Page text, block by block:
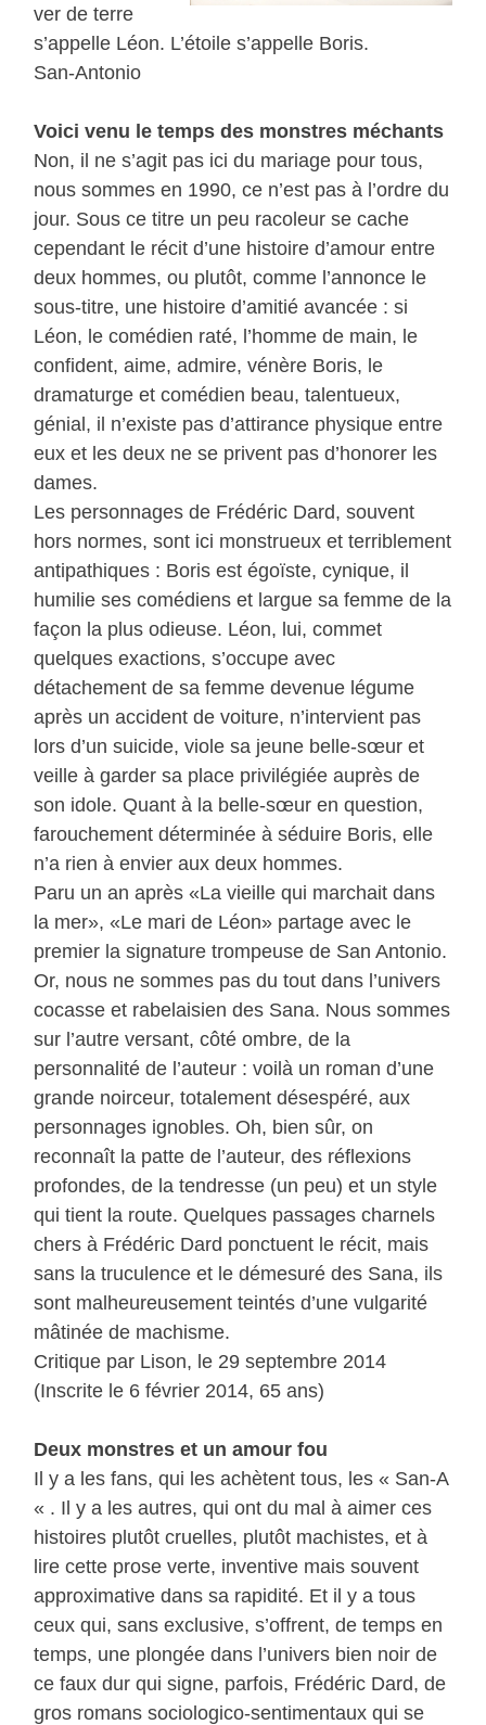
ver de terre
s’appelle Léon. L’étoile s’appelle Boris.
San-Antonio
Voici venu le temps des monstres méchants
Non, il ne s’agit pas ici du mariage pour tous,
nous sommes en 1990, ce n’est pas à l’ordre du
jour. Sous ce titre un peu racoleur se cache
cependant le récit d’une histoire d’amour entre
deux hommes, ou plutôt, comme l’annonce le
sous-titre, une histoire d’amitié avancée : si
Léon, le comédien raté, l’homme de main, le
confident, aime, admire, vénère Boris, le
dramaturge et comédien beau, talentueux,
génial, il n’existe pas d’attirance physique entre
eux et les deux ne se privent pas d’honorer les
dames.
Les personnages de Frédéric Dard, souvent
hors normes, sont ici monstrueux et terriblement
antipathiques : Boris est égoïste, cynique, il
humilie ses comédiens et largue sa femme de la
façon la plus odieuse. Léon, lui, commet
quelques exactions, s’occupe avec
détachement de sa femme devenue légume
après un accident de voiture, n’intervient pas
lors d’un suicide, viole sa jeune belle-sœur et
veille à garder sa place privilégiée auprès de
son idole. Quant à la belle-sœur en question,
farouchement déterminée à séduire Boris, elle
n’a rien à envier aux deux hommes.
Paru un an après «La vieille qui marchait dans
la mer», «Le mari de Léon» partage avec le
premier la signature trompeuse de San Antonio.
Or, nous ne sommes pas du tout dans l’univers
cocasse et rabelaisien des Sana. Nous sommes
sur l’autre versant, côté ombre, de la
personnalité de l’auteur : voilà un roman d’une
grande noirceur, totalement désespéré, aux
personnages ignobles. Oh, bien sûr, on
reconnaît la patte de l’auteur, des réflexions
profondes, de la tendresse (un peu) et un style
qui tient la route. Quelques passages charnels
chers à Frédéric Dard ponctuent le récit, mais
sans la truculence et le démesuré des Sana, ils
sont malheureusement teintés d’une vulgarité
mâtinée de machisme.
Critique par Lison, le 29 septembre 2014
(Inscrite le 6 février 2014, 65 ans)
Deux monstres et un amour fou
Il y a les fans, qui les achètent tous, les « San-A
« . Il y a les autres, qui ont du mal à aimer ces
histoires plutôt cruelles, plutôt machistes, et à
lire cette prose verte, inventive mais souvent
approximative dans sa rapidité. Et il y a tous
ceux qui, sans exclusive, s’offrent, de temps en
temps, une plongée dans l’univers bien noir de
ce faux dur qui signe, parfois, Frédéric Dard, de
gros romans sociologico-sentimentaux qui se